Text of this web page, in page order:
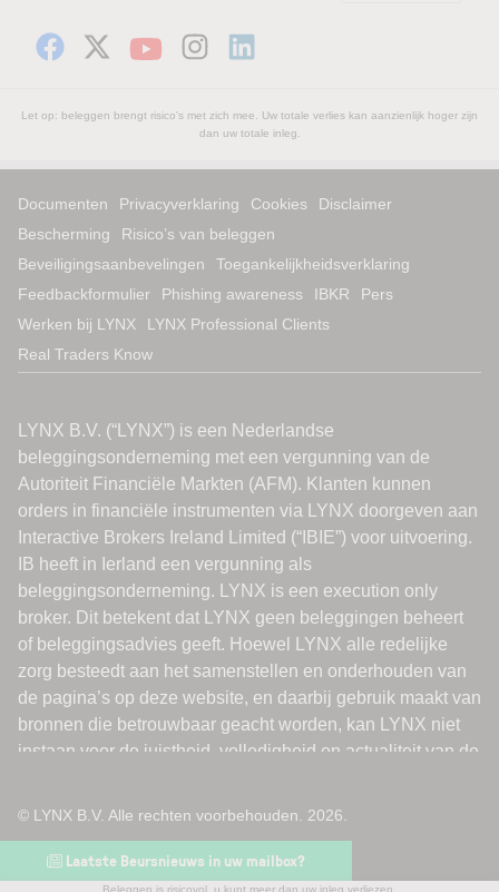
Let op: beleggen brengt risico's met zich mee. Uw totale verlies kan aanzienlijk hoger zijn
dan uw totale inleg.
Documenten Privacyverklaring Cookies
Disclaimer
Bescherming
Risico’s van beleggen
Beveiligingsaanbevelingen
Toegankelijkheidsverklaring
Feedbackformulier
Phishing awareness IBKR
Pers
Werken bij LYNX
LYNX Professional Clients
Real Traders Know
© LYNX B.V. Alle rechten voorbehouden. 2026.
Laatste Beursnieuws in uw mailbox?
Beleggen is risicovol, u kunt meer dan uw inleg verliezen.